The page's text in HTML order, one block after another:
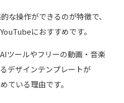
な操作ができるのが特徴で、
におすすめです。
ツールやフリーの動画・音楽
デザインテンプレートが
いる理由です。